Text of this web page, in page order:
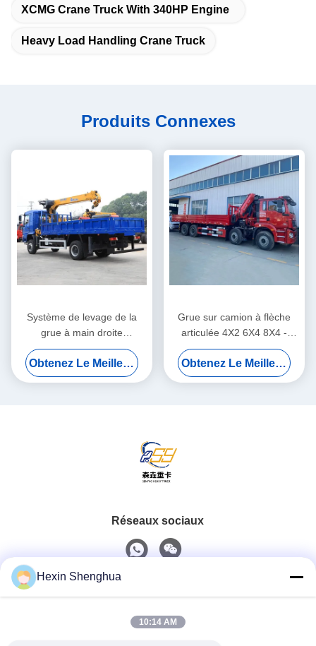
XCMG Crane Truck With 340HP Engine
Heavy Load Handling Crane Truck
Produits Connexes
Système de levage de la
grue à main droite
hydraulique de 7 tonnes
Obtenez Le Meilleur Prix
Grue sur camion à flèche
articulée 4X2 6X4 8X4 -
Grue plate de 2 à 220
tonnes
Obtenez Le Meilleur Prix
Réseaux sociaux
Contact rapide
Hexin Shenghua
10:14 AM